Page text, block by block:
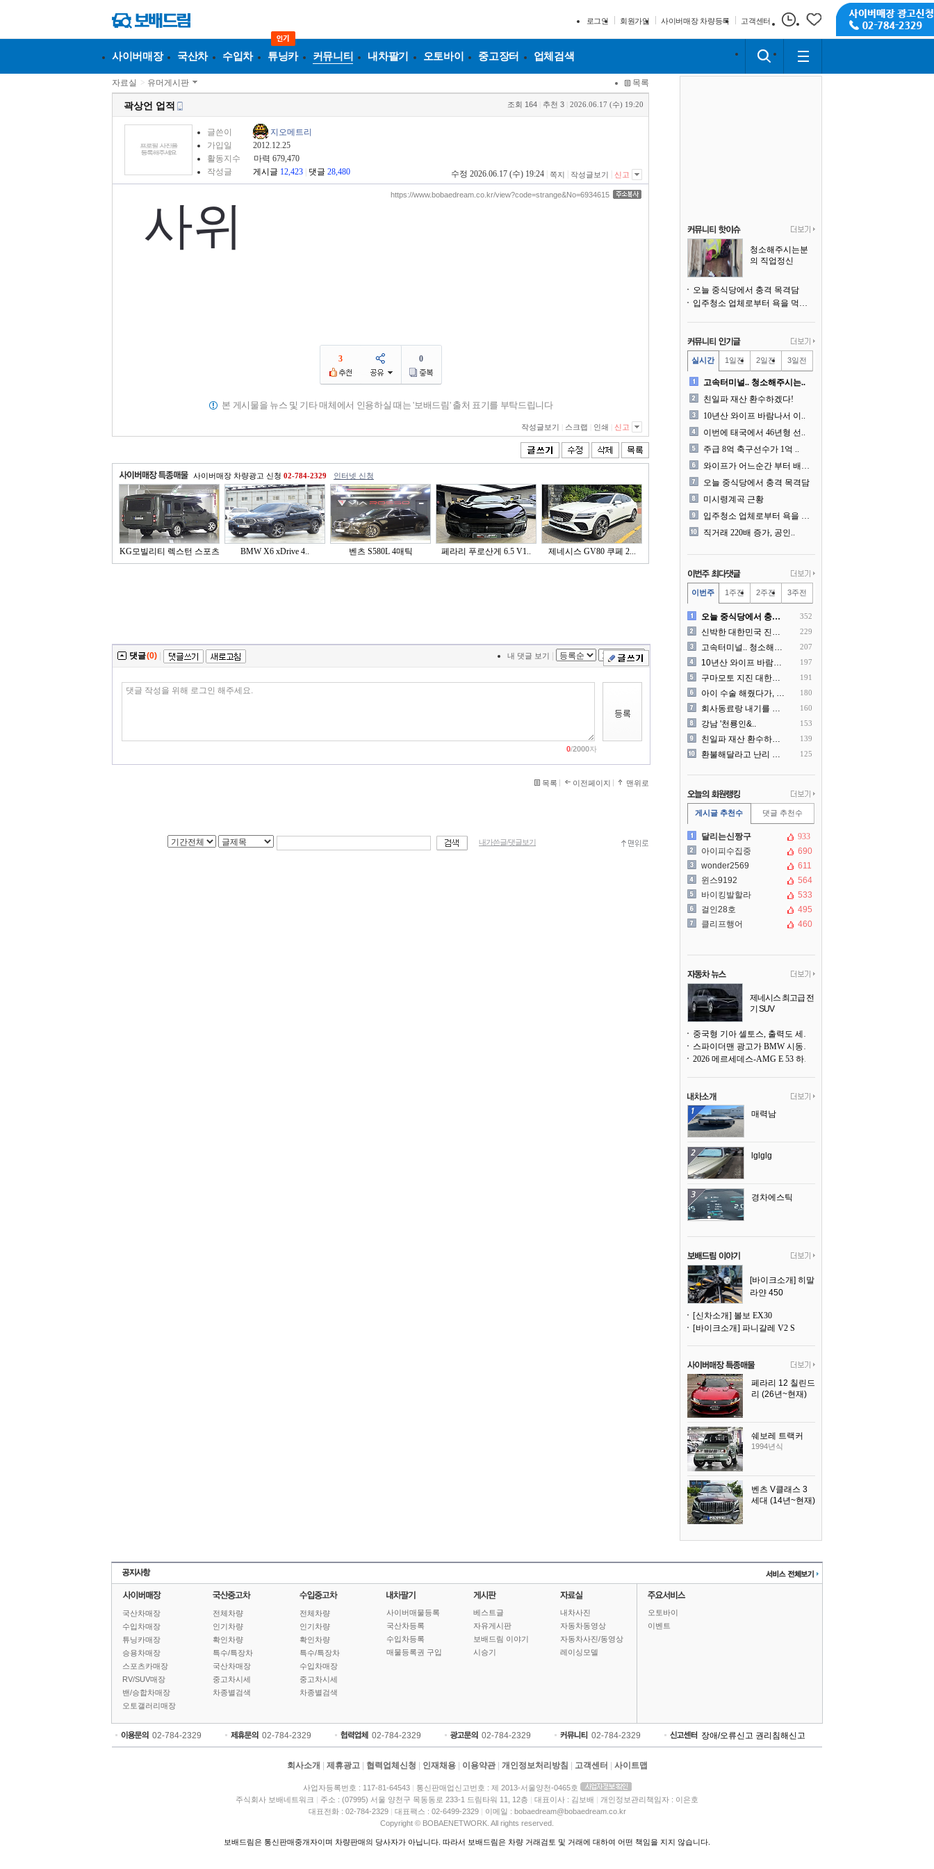
로그인 회원가입 사이버매장 차량등록 고객센터
사이버매장 국산차 수입차 튜닝카 커뮤니티 내차팔기 오토바이 중고장터 업체검색
자료실 > 유머게시판 목록
곽상언 업적 조회 164 추천 3 2026.06.17 (수) 19:20
글쓴이
지오메트리
가입일
2012.12.25
활동지수
마력 679,470
작성글
게시글 12,423 댓글 28,480 수정 2026.06.17 (수) 19:24 쪽지 작성글보기 신고
https://www.bobaedream.co.kr/view?code=strange&No=6934615
사위
3 0
본 게시물을 뉴스 및 기타 매체에서 인용하실 때는 '보배드림' 출처 표기를 부탁드립니다
작성글보기 스크랩 인쇄 신고
사이버매장 차량광고 신청 02-784-2329 인터넷 신청
KG모빌리티 렉스턴 스포츠
BMW X6 xDrive 4.. 벤츠 S580L 4매틱 페라리 푸로산게 6.5 V1.. 제네시스 GV80 쿠페 2...
댓글(0) 내 댓글 보기
0/2000자
목록 이전페이지 맨위로
내가쓴글/댓글보기
청소해주시는분
의 직업정신
오늘 중식당에서 충격 목격담
입주청소 업체로부터 욕을 먹고 있습니다
실시간 1일전 2일전 3일전
고속터미널.. 청소해주시는..
친일파 재산 환수하겠다!
10년산 와이프 바람나서 이..
이번에 태국에서 46년형 선..
주급 8억 축구선수가 1억 ..
와이프가 어느순간 부터 배달..
오늘 중식당에서 충격 목격담
미시령계곡 근황
입주청소 업체로부터 욕을 먹..
직거래 220배 증가, 공인..
이번주 1주전 2주전 3주전
오늘 중식당에서 충격 목격담 352
신박한 대한민국 진상 근황 229
고속터미널.. 청소해주시는.. 207
10년산 와이프 바람나서 이.. 197
구마모토 지진 대한항공 생수.. 191
아이 수술 해줬다가, 부모에.. 180
회사동료랑 내기를 했습니다 160
강남 '천룡인&.. 153
친일파 재산 환수하겠다! 139
환불해달라고 난리 난 미국 .. 125
게시글 추천수 댓글 추천수
달리는신짱구
933
아이피수집중
690
wonder2569
611
윈스9192
564
바이킹발할라
533
걸인28호
495
클리프행어
460
제네시스 최고급 전
기 SUV
중국형 기아 셀토스, 출력도 세지고 27인치 초대형 디스플레이까지
스파이더맨 광고가 BMW 시동화면을 점령하다, 오너들은 불만
2026 메르세데스-AMG E 53 하이브리드 왜건 시승기
매력남
lglglg
경차에스틱
[바이크소개] 히말
라얀 450
[신차소개] 볼보 EX30
[바이크소개] 파니갈레 V2 S
페라리 12 칠린드
리 (26년~현재)
쉐보레 트랙커
1994년식
벤츠 V클래스 3
세대 (14년~현재)
국산차매장
수입차매장
튜닝카매장
승용차매장
스포츠카매장
RV/SUV매장
밴/승합차매장
오토갤러리매장
전체차량
인기차량
확인차량
특수/특장차
국산차매장
중고차시세
차종별검색
전체차량
인기차량
확인차량
특수/특장차
수입차매장
중고차시세
차종별검색
사이버매물등록
국산차등록
수입차등록
매물등록권 구입
베스트글
자유게시판
보배드림 이야기
시승기
내차사진
자동차동영상
자동차사진/동영상
레이싱모델
오토바이
이벤트
02-784-2329 02-784-2329 02-784-2329 02-784-2329 02-784-2329 장애/오류신고 권리침해신고
회사소개 제휴광고 협력업체신청 인재채용 이용약관 개인정보처리방침 고객센터 사이트맵
사업자등록번호 : 117-81-64543
통신판매업신고번호 : 제 2013-서울양천-0465호
주식회사 보배네트워크
주소 : (07995) 서울 양천구 목동동로 233-1 드림타워 11, 12층 대표이사 : 김보배
개인정보관리책임자 : 이은호
대표전화 : 02-784-2329
대표팩스 : 02-6499-2329
이메일 : bobaedream@bobaedream.co.kr
Copyright © BOBAENETWORK. All rights reserved.
보배드림은 통신판매중개자이며 차량판매의 당사자가 아닙니다. 따라서 보배드림은 차량 거래검토 및 거래에 대하여 어떤 책임을 지지 않습니다.